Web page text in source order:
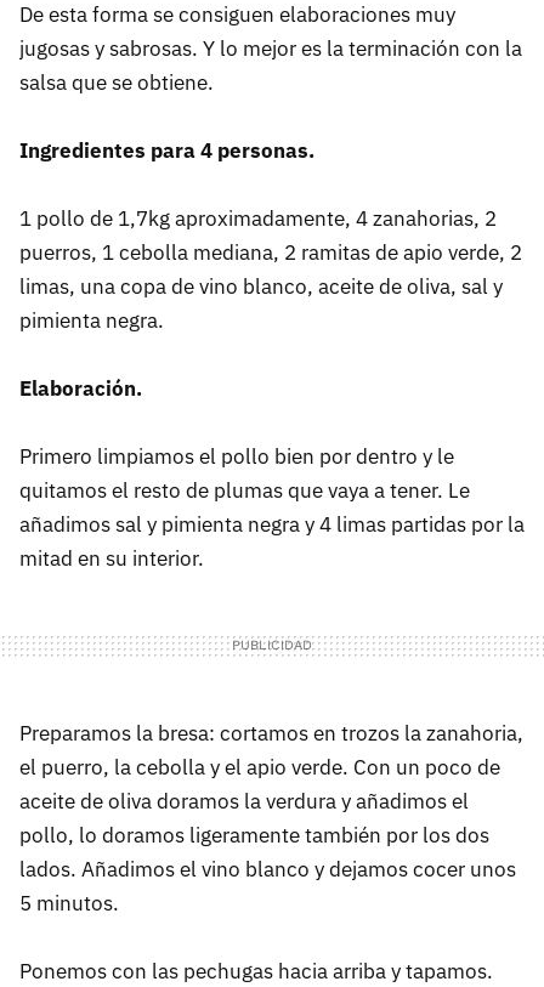
De esta forma se consiguen elaboraciones muy
jugosas y sabrosas. Y lo mejor es la terminación con la
salsa que se obtiene.
Ingredientes para 4 personas.
1 pollo de 1,7kg aproximadamente, 4 zanahorias, 2
puerros, 1 cebolla mediana, 2 ramitas de apio verde, 2
limas, una copa de vino blanco, aceite de oliva, sal y
pimienta negra.
Elaboración.
Primero limpiamos el pollo bien por dentro y le
quitamos el resto de plumas que vaya a tener. Le
añadimos sal y pimienta negra y 4 limas partidas por la
mitad en su interior.
Preparamos la bresa: cortamos en trozos la zanahoria,
el puerro, la cebolla y el apio verde. Con un poco de
aceite de oliva doramos la verdura y añadimos el
pollo, lo doramos ligeramente también por los dos
lados. Añadimos el vino blanco y dejamos cocer unos
5 minutos.
Ponemos con las pechugas hacia arriba y tapamos.